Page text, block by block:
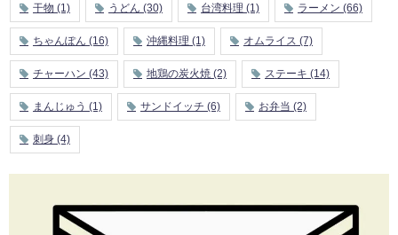
干物 (1) うどん (30) 台湾料理 (1) ラーメン (66)
ちゃんぽん (16) 沖縄料理 (1) オムライス (7)
チャーハン (43) 地鶏の炭火焼 (2) ステーキ (14)
まんじゅう (1) サンドイッチ (6) お弁当 (2)
刺身 (4)